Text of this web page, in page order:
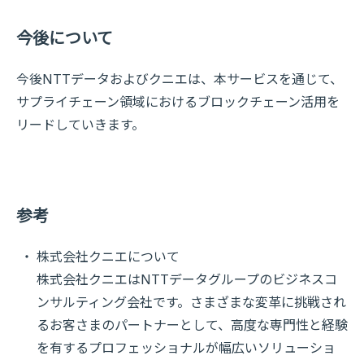
今後について
今後NTTデータおよびクニエは、本サービスを通じて、
サプライチェーン領域におけるブロックチェーン活用を
リードしていきます。
参考
株式会社クニエについて
株式会社クニエはNTTデータグループのビジネスコ
ンサルティング会社です。さまざまな変革に挑戦され
るお客さまのパートナーとして、高度な専門性と経験
を有するプロフェッショナルが幅広いソリューショ